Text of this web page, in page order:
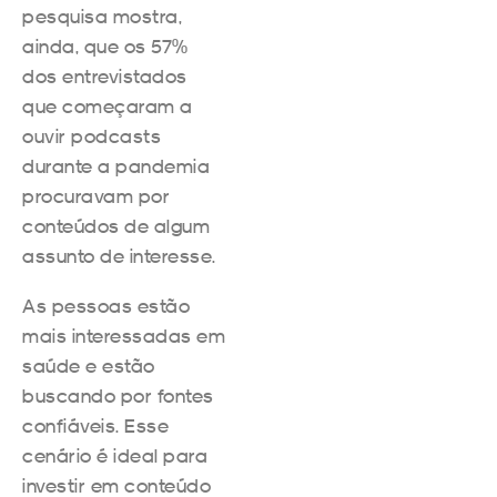
pesquisa mostra,
ainda, que os 57%
dos entrevistados
que começaram a
ouvir podcasts
durante a pandemia
procuravam por
conteúdos de algum
assunto de interesse.
As pessoas estão
mais interessadas em
saúde e estão
buscando por fontes
confiáveis. Esse
cenário é ideal para
investir em conteúdo